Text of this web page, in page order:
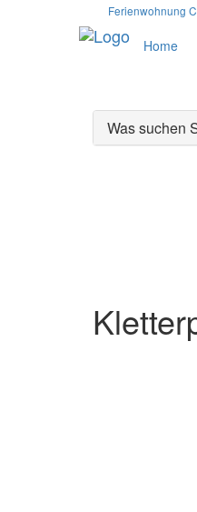
Ferienwohnung
Home
Was suchen